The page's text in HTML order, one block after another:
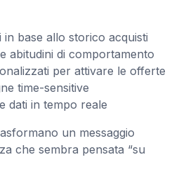
in base allo storico acquisti
abitudini di comportamento
per attivare le offerte
time-sensitive
dati in tempo reale
un messaggio
che sembra pensata “su